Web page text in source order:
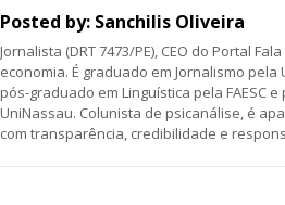
Posted by: Sanchilis Oliveira
Jornalista (DRT 7473/PE), CEO do Portal
economia. É graduado em Jornalismo pela
pós-graduado em Linguística pela FAESC
UniNassau. Colunista de psicanálise, é
com transparência, credibilidade e